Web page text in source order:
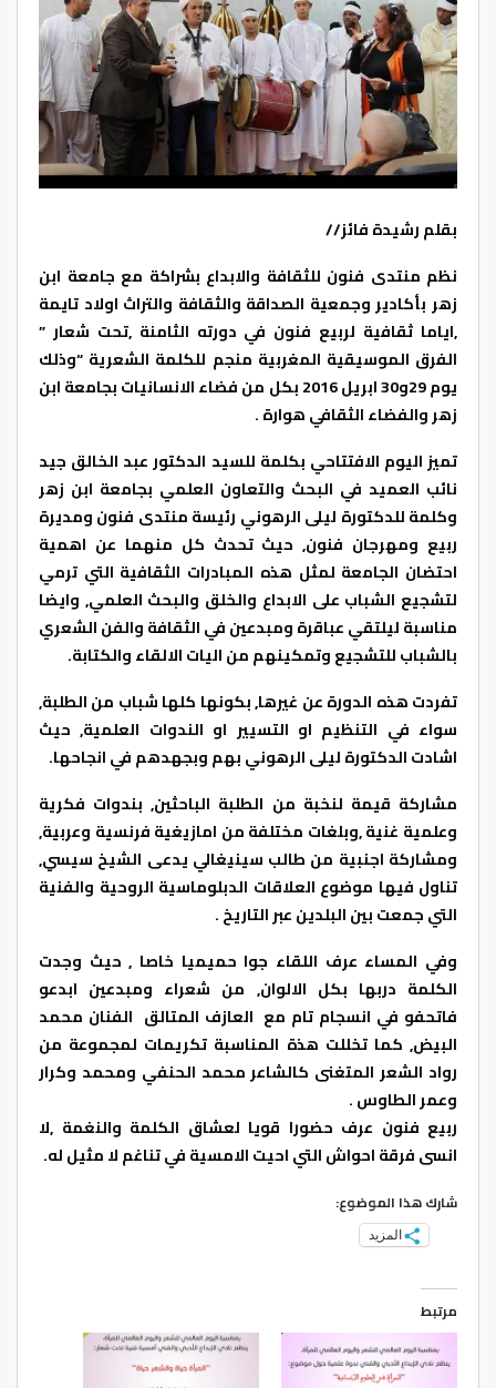
بقلم رشيدة فائز//
نظم منتدى فنون للثقافة والابداع بشراكة مع جامعة ابن
زهر بأكادير وجمعية الصداقة والثقافة والتراث اولاد تايمة
,اياما ثقافية لربيع فنون في دورته الثامنة ,تحت شعار ”
الفرق الموسيقية المغربية منجم للكلمة الشعرية “وذلك
يوم 29و30 ابريل 2016 بكل من فضاء الانسانيات بجامعة ابن
زهر والفضاء الثقافي هوارة .
تميز اليوم الافتتاحي بكلمة للسيد الدكتور عبد الخالق جيد
نائب العميد في البحث والتعاون العلمي بجامعة ابن زهر
وكلمة للدكتورة ليلى الرهوني رئيسة منتدى فنون ومديرة
ربيع ومهرجان فنون, حيث تحدث كل منهما عن اهمية
احتضان الجامعة لمثل هذه المبادرات الثقافية التي ترمي
لتشجيع الشباب على الابداع والخلق والبحث العلمي, وايضا
مناسبة ليلتقي عباقرة ومبدعين في الثقافة والفن الشعري
بالشباب للتشجيع وتمكينهم من اليات الالقاء والكتابة.
تفردت هذه الدورة عن غيرها, بكونها كلها شباب من الطلبة,
سواء في التنظيم او التسيير او الندوات العلمية, حيث
اشادت الدكتورة ليلى الرهوني بهم وبجهدهم في انجاحها.
مشاركة قيمة لنخبة من الطلبة الباحثين, بندوات فكرية
وعلمية غنية ,وبلغات مختلفة من امازيغية فرنسية وعربية,
ومشاركة اجنبية من طالب سينيغالي يدعى الشيخ سيسي,
تناول فيها موضوع العلاقات الدبلوماسية الروحية والفنية
التي جمعت بين البلدين عبر التاريخ .
وفي المساء عرف اللقاء جوا حميميا خاصا , حيث وجدت
الكلمة دربها بكل الالوان, من شعراء ومبدعين ابدعو
فاتحفو في انسجام تام مع العازف المتالق الفنان محمد
البيض, كما تخللت هذة المناسبة تكريمات لمجموعة من
رواد الشعر المتغنى كالشاعر محمد الحنفي ومحمد وكرار
وعمر الطاوس .
ربيع فنون عرف حضورا قويا لعشاق الكلمة والنغمة ,لا
انسى فرقة احواش التي احيت الامسية في تناغم لا مثيل له.
شارك هذا الموضوع:
المزيد
مرتبط